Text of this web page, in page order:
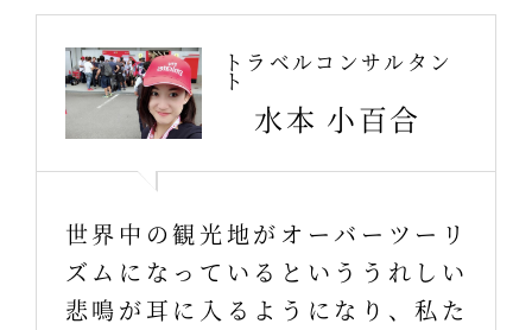
トラベルコンサルタン
ト
水本 小百合
世界中の観光地がオーバーツーリ
ズムになっているといううれしい
悲鳴が耳に入るようになり、私た